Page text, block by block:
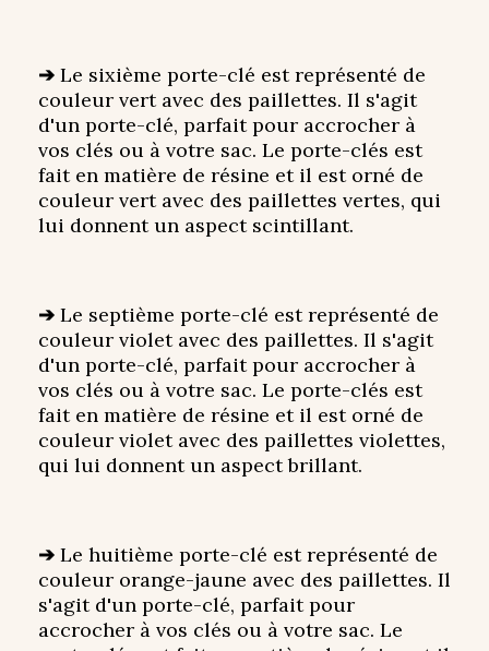
➔ Le sixième porte-clé est représenté de
couleur vert avec des paillettes. Il s'agit
d'un porte-clé, parfait pour accrocher à
vos clés ou à votre sac. Le porte-clés est
fait en matière de résine et il est orné de
couleur vert avec des paillettes vertes, qui
lui donnent un aspect scintillant.
➔ Le septième porte-clé est représenté de
couleur violet avec des paillettes. Il s'agit
d'un porte-clé, parfait pour accrocher à
vos clés ou à votre sac. Le porte-clés est
fait en matière de résine et il est orné de
couleur violet avec des paillettes violettes,
qui lui donnent un aspect brillant.
➔ Le huitième porte-clé est représenté de
couleur orange-jaune avec des paillettes. Il
s'agit d'un porte-clé, parfait pour
accrocher à vos clés ou à votre sac. Le